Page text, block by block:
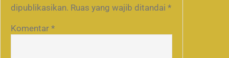
dipublikasikan. Ruas yang wajib ditandai *
Komentar *